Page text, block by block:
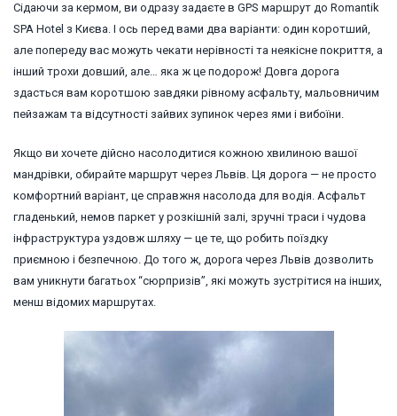
Сідаючи за кермом, ви одразу задаєте в GPS маршрут до Romantik
SPA Hotel з Києва. І ось перед вами два варіанти: один коротший,
але попереду вас можуть чекати нерівності та неякісне покриття, а
інший трохи довший, але… яка ж це подорож! Довга дорога
здасться вам коротшою завдяки рівному асфальту, мальовничим
пейзажам та відсутності зайвих зупинок через ями і вибоїни.
Якщо ви хочете дійсно насолодитися кожною хвилиною вашої
мандрівки, обирайте маршрут через Львів. Ця дорога — не просто
комфортний варіант, це справжня насолода для водія. Асфальт
гладенький, немов паркет у розкішній залі, зручні траси і чудова
інфраструктура уздовж шляху — це те, що робить поїздку
приємною і безпечною. До того ж, дорога через Львів дозволить
вам уникнути багатьох “сюрпризів”, які можуть зустрітися на інших,
менш відомих маршрутах.